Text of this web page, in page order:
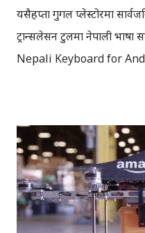
यसैहप्ता गुगल प्लेस्टोरमा
ट्रान्सलेसन टुलमा नेपाली
Nepali Keyboard for
नेपाली, पञ्जावी, मंगोलियन
समावेश गरिएको, गुगलले
भाषामा लेखिएको साइटहरुलाई
उल्लेख गर्नेछ । साथै अब
नेपाली भाषामा पढ्न सकिनेछ